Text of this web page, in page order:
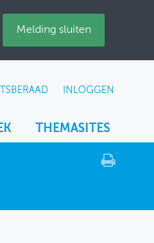
Melding sluiten
INLOGGEN
THEMASITES